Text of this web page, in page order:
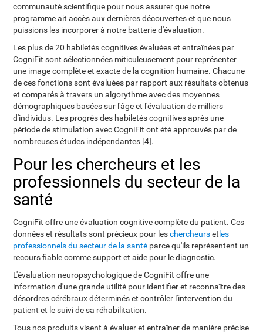
communauté scientifique pour nous assurer que notre
programme ait accès aux dernières découvertes et que nous
puissions les incorporer à notre batterie d'évaluation.
Les plus de 20 habiletés cognitives évaluées et entraînées par
CogniFit sont sélectionnées miticuleusement pour représenter
une image complète et exacte de la cognition humaine. Chacune
de ces fonctions sont évaluées par rapport aux résultats obtenus
et comparés à travers un algorythme avec des moyennes
démographiques basées sur l'âge et l'évaluation de milliers
d'individus. Les progrès des habiletés cognitives après une
période de stimulation avec CogniFit ont été approuvés par de
nombreuses études indépendantes [4].
Pour les chercheurs et les
professionnels du secteur de la
santé
CogniFit offre une évaluation cognitive complète du patient. Ces
données et résultats sont précieux pour leschercheurset les
professionnels du secteur de la santé parce qu'ils représentent un
recours fiable comme support et aide pour le diagnostic.
L'évaluation neuropsychologique de CogniFit offre une
information d'une grande utilité pour identifier et reconnaître des
désordres cérébraux déterminés et contrôler l'intervention du
patient et le suivi de sa réhabilitation.
Tous nos produits visent à évaluer et entraîner de manière précise